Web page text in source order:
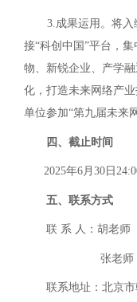
3.成果运用。将
接“科创中国”平台，
物、新锐企业、产学
化，打造未来网络产
单位参加“第九届未来
四、截止时间
2025年6月30日
五、联系方式
联 系 人：胡老师
张老师
联系地址：北京市